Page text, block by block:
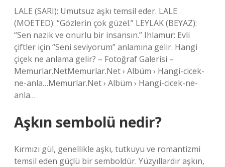
LALE (SARI): Umutsuz aşkı temsil eder. LALE
(MOETED): “Gözlerin çok güzel.” LEYLAK (BEYAZ):
“Sen nazik ve onurlu bir insansın.” Ihlamur: Evli
çiftler için “Seni seviyorum” anlamına gelir. Hangi
çiçek ne anlama gelir? – Fotoğraf Galerisi –
Memurlar.NetMemurlar.Net › Albüm › Hangi-cicek-
ne-anla…Memurlar.Net › Albüm › Hangi-cicek-ne-
anla…
Aşkın sembolü nedir?
Kırmızı gül, genellikle aşkı, tutkuyu ve romantizmi
temsil eden güçlü bir semboldür. Yüzyıllardır aşkın,